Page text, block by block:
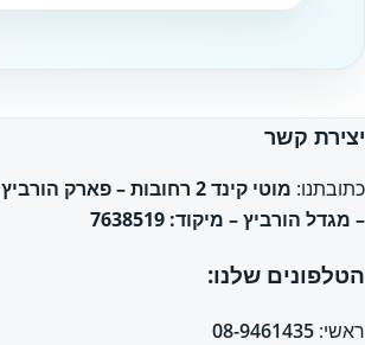
יצירת קשר
כתובתנו:
מוטי קינד 2 רחובות – פארק הורביץ
– מגדל הורביץ – מיקוד: 7638519
הטלפונים שלנו:
ראשי: 08-9461435